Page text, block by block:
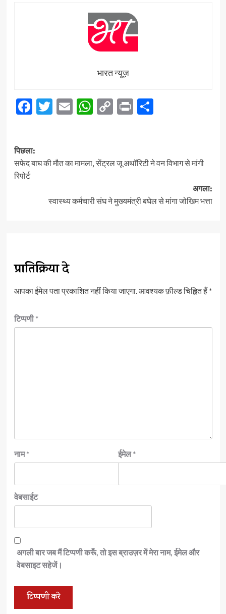
भारत न्यूज़
Facebook
Twitter
EmailWhatsApp
Copy
PrintShare
पोस्ट
नेविगेशन
पिछला:
सफेद बाघ की मौत का मामला, सेंट्रल जू अथॉरिटी ने वन विभाग से मांगी
रिपोर्ट
अगला:
स्वास्थ्य कर्मचारी संघ ने मुख्यमंत्री बघेल से मांगा जोखिम भत्ता
प्रातिक्रिया दे
आपका ईमेल पता प्रकाशित नहीं किया जाएगा.आवश्यक फ़ील्ड चिह्नित हैं*
टिप्पणी*
नाम* ईमेल*
वेबसाईट
अगली बार जब मैं टिप्पणी करूँ, तो इस ब्राउज़र में मेरा नाम, ईमेल और
वेबसाइट सहेजें।